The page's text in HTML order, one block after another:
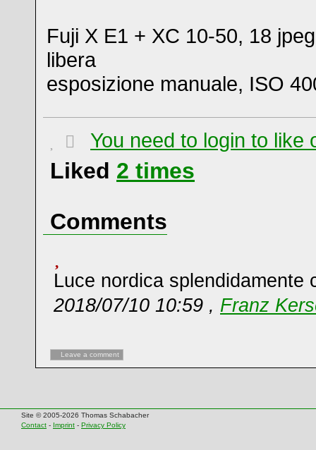
Fuji X E1 + XC 10-50, 18
libera
esposizione manuale, ISO
You need to login to like
Liked 2 times
Comments
Luce nordica splendidamente
2018/07/10 10:59 , Franz
Leave a comment
Site © 2005-2026 Thomas Schabacher
Contact - Imprint - Privacy Policy